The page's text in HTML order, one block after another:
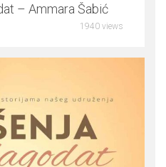
– Ammara Šabić
1940 views